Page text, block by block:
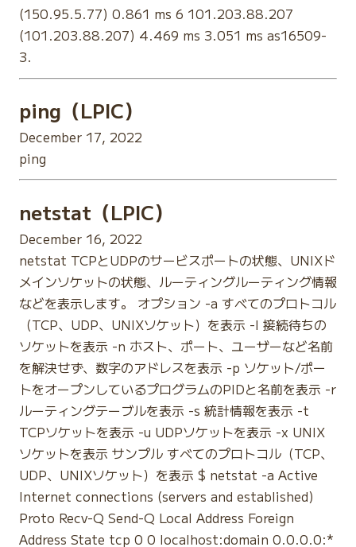
(150.95.5.77) 0.861 ms 6 101.203.88.207
(101.203.88.207) 4.469 ms 3.051 ms as16509-
3.
ping（LPIC）
December 17, 2022
ping
netstat（LPIC）
December 16, 2022
netstat TCPとUDPのサービスポートの状態、UNIXド
メインソケットの状態、ルーティングルーティング情報
などを表示します。 オプション -a すべてのプロトコル
（TCP、UDP、UNIXソケット）を表示 -l 接続待ちの
ソケットを表示 -n ホスト、ポート、ユーザーなど名前
を解決せず、数字のアドレスを表示 -p ソケット/ポー
トをオープンしているプログラムのPIDと名前を表示 -r
ルーティングテーブルを表示 -s 統計情報を表示 -t
TCPソケットを表示 -u UDPソケットを表示 -x UNIX
ソケットを表示 サンプル すべてのプロトコル（TCP、
UDP、UNIXソケット）を表示 $ netstat -a Active
Internet connections (servers and established)
Proto Recv-Q Send-Q Local Address Foreign
Address State tcp 0 0 localhost:domain 0.0.0.0:*